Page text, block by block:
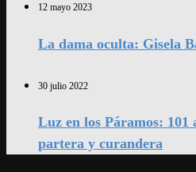
12 mayo 2023
La dama oculta: Gisela
30 julio 2022
Luz en los Páramos: 101
partera y curandera